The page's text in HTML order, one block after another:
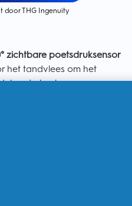
door THG Ingenuity
zichtbare poetsdruksensor
het tandvlees om het
te bschermen